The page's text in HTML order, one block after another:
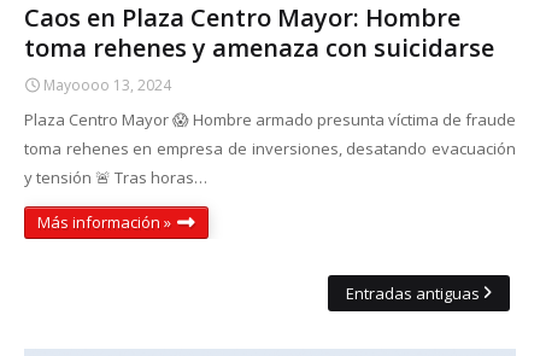
Caos en Plaza Centro Mayor: Hombre
toma rehenes y amenaza con suicidarse
Mayoooo 13, 2024
Plaza Centro Mayor 😱 Hombre armado presunta víctima de fraude
toma rehenes en empresa de inversiones, desatando evacuación
y tensión 🚨 Tras horas…
Más información »
Entradas antiguas